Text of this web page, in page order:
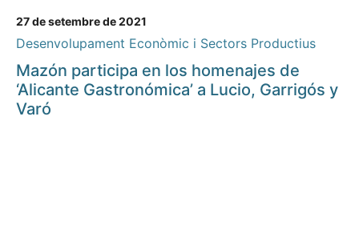
27 de setembre de 2021
Desenvolupament Econòmic i Sectors Productius
Mazón participa en los homenajes de
‘Alicante Gastronómica’ a Lucio, Garrigós y
Varó